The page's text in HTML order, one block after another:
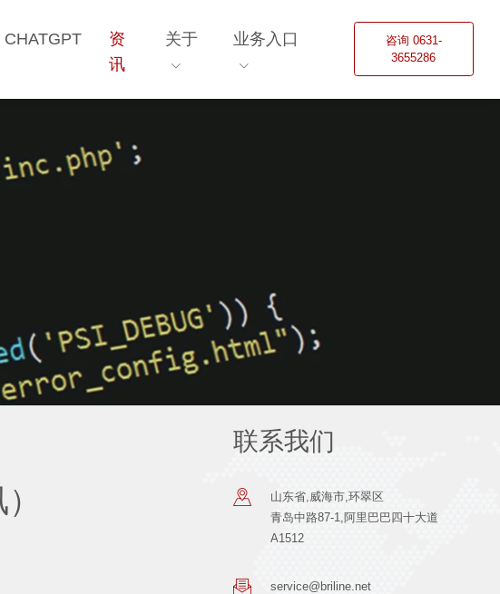
CHATGPT
资
讯
关于 业务入口
咨询 0631-
3655286
联系我们
山东省,威海市,环翠区
青岛中路87-1,阿里巴巴四十大道
A1512
service@briline.net